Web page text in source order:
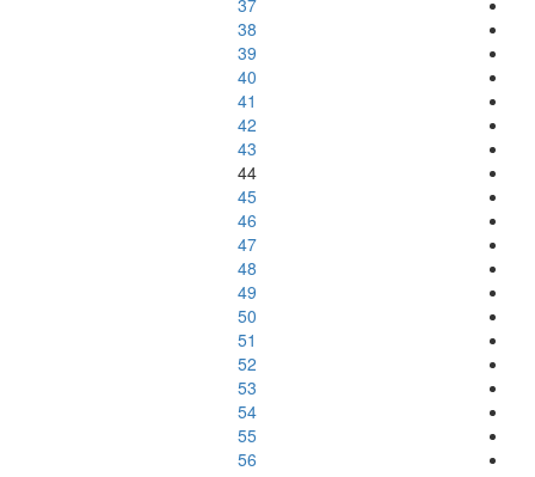
37
38
39
40
41
42
43
44
45
46
47
48
49
50
51
52
53
54
55
56